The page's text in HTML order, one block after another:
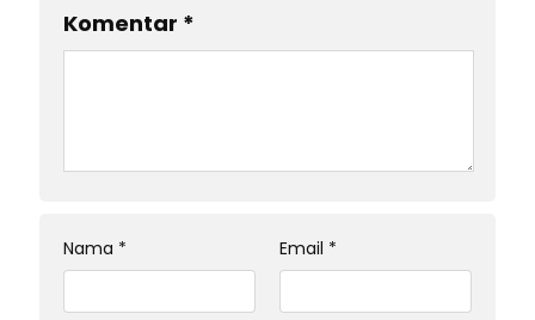
Komentar *
Nama * Email *